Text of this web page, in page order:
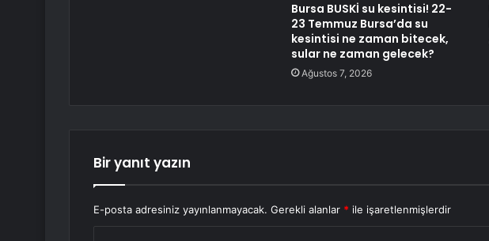
Bursa BUSKİ su kesintisi! 22-
23 Temmuz Bursa’da su
kesintisi ne zaman bitecek,
sular ne zaman gelecek?
Ağustos 7, 2026
Bir yanıt yazın
E-posta adresiniz yayınlanmayacak. Gerekli alanlar * ile işaretlenmişlerdir